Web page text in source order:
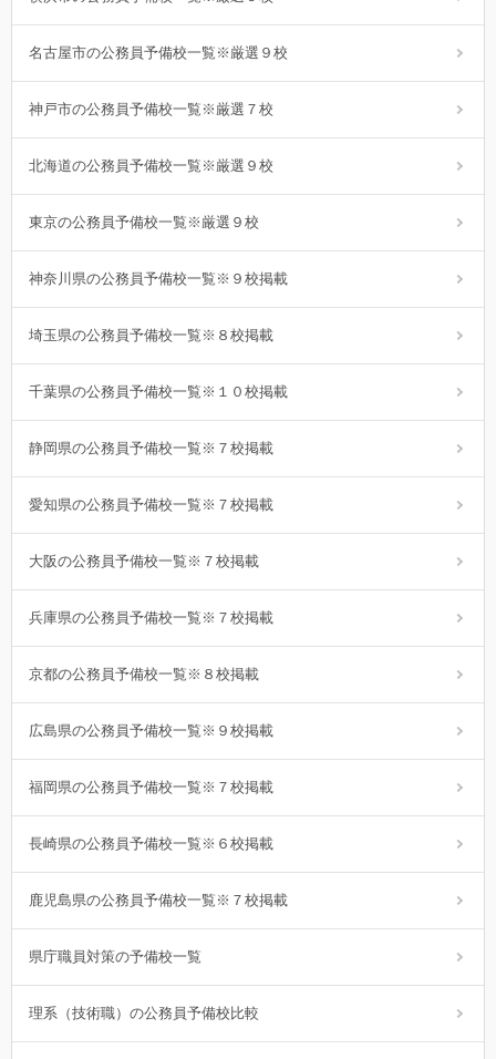
名古屋市の公務員予備校一覧※厳選９校
神戸市の公務員予備校一覧※厳選７校
北海道の公務員予備校一覧※厳選９校
東京の公務員予備校一覧※厳選９校
神奈川県の公務員予備校一覧※９校掲載
埼玉県の公務員予備校一覧※８校掲載
千葉県の公務員予備校一覧※１０校掲載
静岡県の公務員予備校一覧※７校掲載
愛知県の公務員予備校一覧※７校掲載
大阪の公務員予備校一覧※７校掲載
兵庫県の公務員予備校一覧※７校掲載
京都の公務員予備校一覧※８校掲載
広島県の公務員予備校一覧※９校掲載
福岡県の公務員予備校一覧※７校掲載
長崎県の公務員予備校一覧※６校掲載
鹿児島県の公務員予備校一覧※７校掲載
県庁職員対策の予備校一覧
理系（技術職）の公務員予備校比較